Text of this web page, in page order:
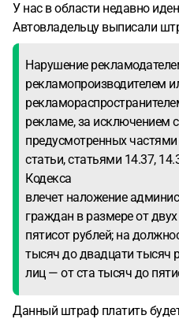
У нас в области недавно
Автовладельцу выписали
Нарушение
рекламопроизводителем
рекламе, за исключением
предусмотренных
статьи, статьями 14.37,
Кодекса
влечет наложение
граждан в размере от
пятисот рублей; на
тысяч до двадцати тысяч
лиц — от ста тысяч до
Данный штраф платить